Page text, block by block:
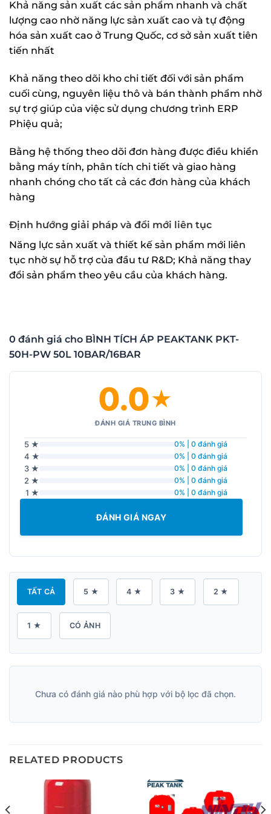
Khả năng sản xuất các sản phẩm nhanh và chất
lượng cao nhờ năng lực sản xuất cao và tự động
hóa sản xuất cao ở Trung Quốc, cơ sở sản xuất tiên
tiến nhất
Khả năng theo dõi kho chi tiết đối với sản phẩm
cuối cùng, nguyên liệu thô và bán thành phẩm nhờ
sự trợ giúp của việc sử dụng chương trình ERP
Phiệu quả;
Bằng hệ thống theo dõi đơn hàng được điều khiển
bằng máy tính, phân tích chi tiết và giao hàng
nhanh chóng cho tất cả các đơn hàng của khách
hàng
Định hướng giải pháp và đổi mới liên tục
Năng lực sản xuất và thiết kế sản phẩm mới liên
tục nhờ sự hỗ trợ của đầu tư R&D; Khả năng thay
đổi sản phẩm theo yêu cầu của khách hàng.
0 đánh giá cho BÌNH TÍCH ÁP PEAKTANK PKT-
50H-PW 50L 10BAR/16BAR
0.0★
ĐÁNH GIÁ TRUNG BÌNH
5 ★ 0% | 0 đánh giá
4 ★ 0% | 0 đánh giá
3 ★ 0% | 0 đánh giá
2 ★ 0% | 0 đánh giá
1 ★ 0% | 0 đánh giá
ĐÁNH GIÁ NGAY
TẤT CẢ 5 ★ 4 ★ 3 ★ 2 ★
1 ★ CÓ ẢNH
Chưa có đánh giá nào phù hợp với bộ lọc đã chọn.
RELATED PRODUCTS